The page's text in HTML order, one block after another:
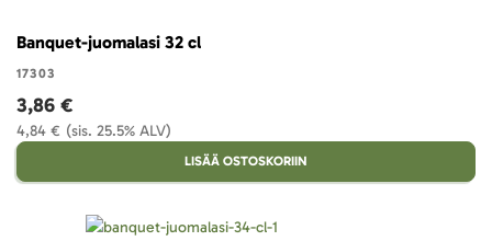
Banquet-juomalasi 32 cl
17303
(sis. 25.5% ALV)
4,84 €
3,86 €
LISÄÄ OSTOSKORIIN